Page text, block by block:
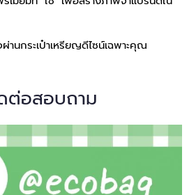
านกระเป๋าเหรียญดีไซน์เฉพาะคุณ
ต่อสอบถาม